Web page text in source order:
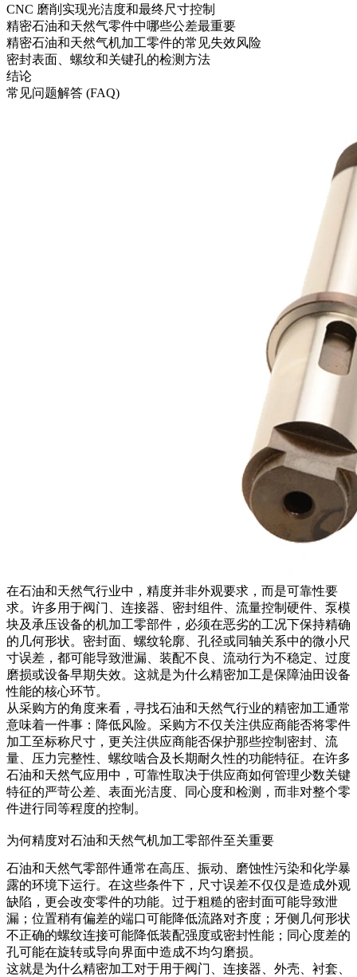
CNC 磨削实现光洁度和最终尺寸控制
精密石油和天然气零件中哪些公差最重要
精密石油和天然气机加工零件的常见失效风险
密封表面、螺纹和关键孔的检测方法
结论
常见问题解答 (FAQ)
在石油和天然气行业中，精度并非外观要求，而是可靠性要
求。许多用于阀门、连接器、密封组件、流量控制硬件、泵模
块及承压设备的机加工零部件，必须在恶劣的工况下保持精确
的几何形状。密封面、螺纹轮廓、孔径或同轴关系中的微小尺
寸误差，都可能导致泄漏、装配不良、流动行为不稳定、过度
磨损或设备早期失效。这就是为什么精密加工是保障油田设备
性能的核心环节。
从采购方的角度来看，寻找石油和天然气行业的精密加工通常
意味着一件事：降低风险。采购方不仅关注供应商能否将零件
加工至标称尺寸，更关注供应商能否保护那些控制密封、流
量、压力完整性、螺纹啮合及长期耐久性的功能特征。在许多
石油和天然气应用中，可靠性取决于供应商如何管理少数关键
特征的严苛公差、表面光洁度、同心度和检测，而非对整个零
件进行同等程度的控制。
为何精度对石油和天然气机加工零部件至关重要
石油和天然气零部件通常在高压、振动、磨蚀性污染和化学暴
露的环境下运行。在这些条件下，尺寸误差不仅仅是造成外观
缺陷，更会改变零件的功能。过于粗糙的密封面可能导致泄
漏；位置稍有偏差的端口可能降低流路对齐度；牙侧几何形状
不正确的螺纹连接可能降低装配强度或密封性能；同心度差的
孔可能在旋转或导向界面中造成不均匀磨损。
这就是为什么精密加工对于用于阀门、连接器、外壳、衬套、